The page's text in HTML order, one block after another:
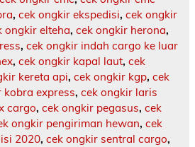
, cek ongkir ekspedisi, cek ongkir
ongkir elteha, cek ongkir herona,
, cek ongkir indah cargo ke luar
, cek ongkir kapal laut, cek
kereta api, cek ongkir kgp, cek
kobra express, cek ongkir laris
cargo, cek ongkir pegasus, cek
ongkir pengiriman hewan, cek
2020, cek ongkir sentral cargo,